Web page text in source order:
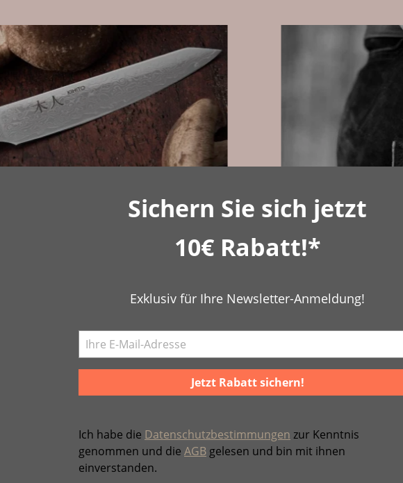
Sichern Sie sich jetzt
10€ Rabatt!*
Exklusiv für Ihre Newsletter-Anmeldung!
Jetzt Rabatt sichern!
Ich habe die Datenschutzbestimmungen zur Kenntnis
genommen und die AGB gelesen und bin mit ihnen
einverstanden.
bei Messern:
erkennt man Qualität?
dürfen Sie